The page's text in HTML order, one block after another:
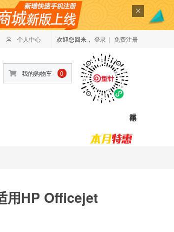
欢迎您回来， 登录 | 免费注册
个人中心
我的购物车 0
用HP Officejet